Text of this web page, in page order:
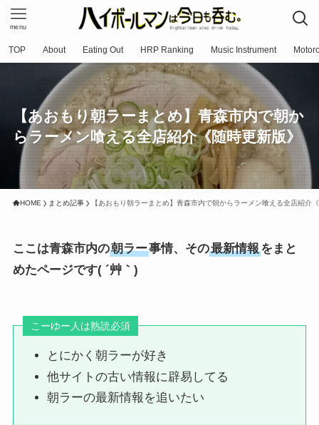
menu
TOP About Eating Out HRP Ranking Music Instrument
【あおもり朝ラーまとめ】青森市内で朝か
らラーメン喰える全店紹介《随時更新版》
HOME まとめ記事 【あおもり朝ラーまとめ】青森市内で朝からラーメン喰える全店紹介
ここは青森市内の朝ラー事情、その最新情報をまと
めたページです( ´艸｀)
こーゆー人は熟読必須
とにかく朝ラーが好き
他サイトの古い情報に辟易してる
朝ラーの最新情報を追いたい